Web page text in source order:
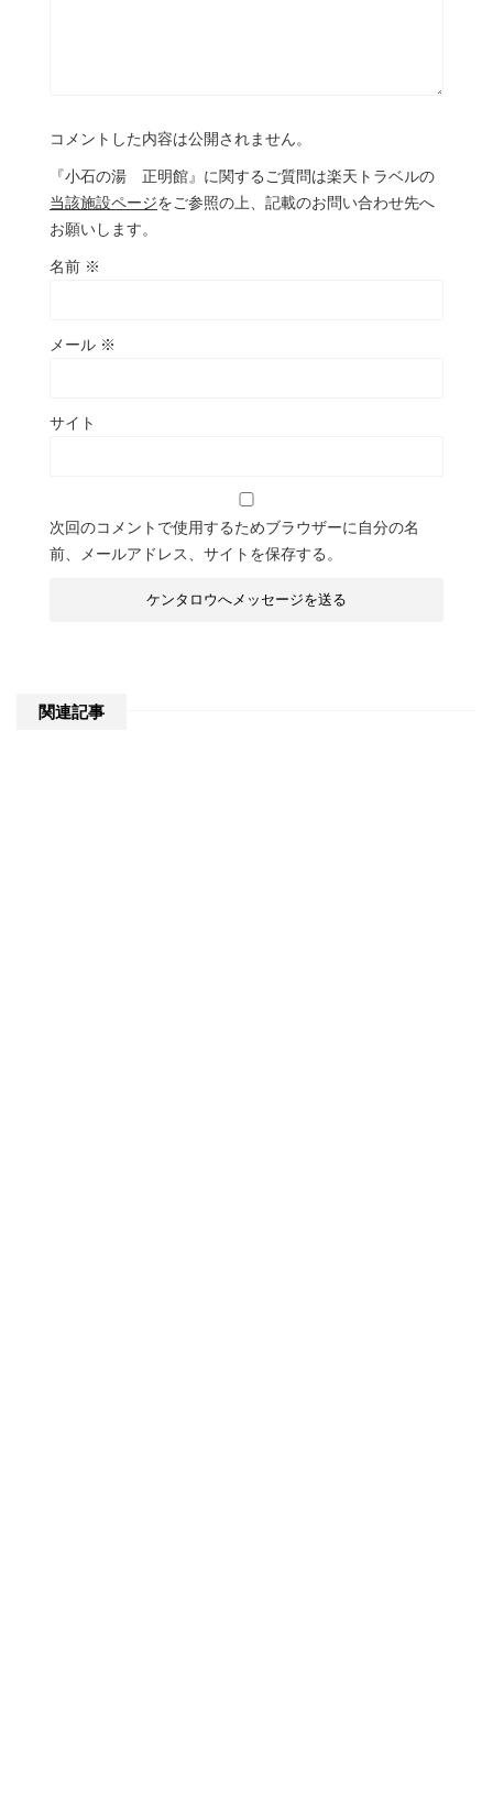
コメントした内容は公開されません。
『小石の湯 正明館』に関するご質問は楽天トラベルの
当該施設ページをご参照の上、記載のお問い合わせ先へ
お願いします。
名前 ※
メール ※
サイト
次回のコメントで使用するためブラウザーに自分の名
前、メールアドレス、サイトを保存する。
関連記事